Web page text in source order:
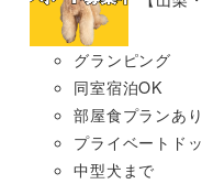
グランピング
同室宿泊OK
部屋食プランあり
プライベートド
中型犬まで